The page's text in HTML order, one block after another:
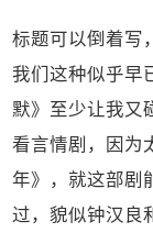
标题可以倒着写
我们这种似乎早
默》至少让我又
看言情剧，因为
年》，就这部剧
过，貌似钟汉良